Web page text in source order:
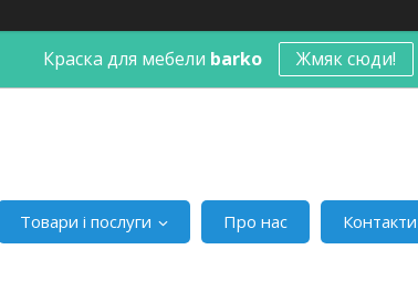
Краска для мебели barko Жмяк сюди!
Товари і послуги Про нас Контакти